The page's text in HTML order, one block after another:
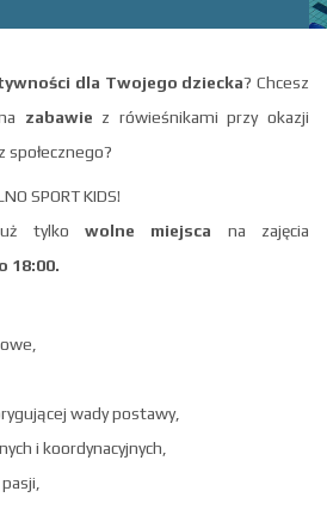
dla Twojego dziecka? Chcesz
zabawie z rówieśnikami przy okazji
społecznego?
SPORT KIDS!
tylko wolne miejsca na zajęcia
18:00.
wady postawy,
i koordynacyjnych,